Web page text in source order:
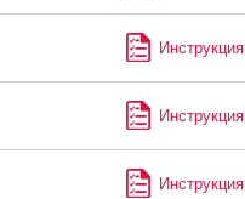
Инструкция
Инструкция
Инструкция